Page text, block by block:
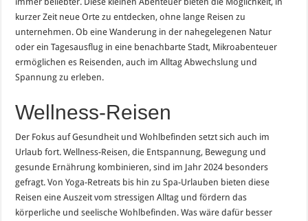
kurzer Zeit neue Orte zu entdecken, ohne lange Reisen zu
unternehmen. Ob eine Wanderung in der nahegelegenen Natur
oder ein Tagesausflug in eine benachbarte Stadt, Mikroabenteuer
ermöglichen es Reisenden, auch im Alltag Abwechslung und
Spannung zu erleben.
Wellness-Reisen
Der Fokus auf Gesundheit und Wohlbefinden setzt sich auch im
Urlaub fort. Wellness-Reisen, die Entspannung, Bewegung und
gesunde Ernährung kombinieren, sind im Jahr 2024 besonders
gefragt. Von Yoga-Retreats bis hin zu Spa-Urlauben bieten diese
Reisen eine Auszeit vom stressigen Alltag und fördern das
körperliche und seelische Wohlbefinden. Was wäre dafür besser